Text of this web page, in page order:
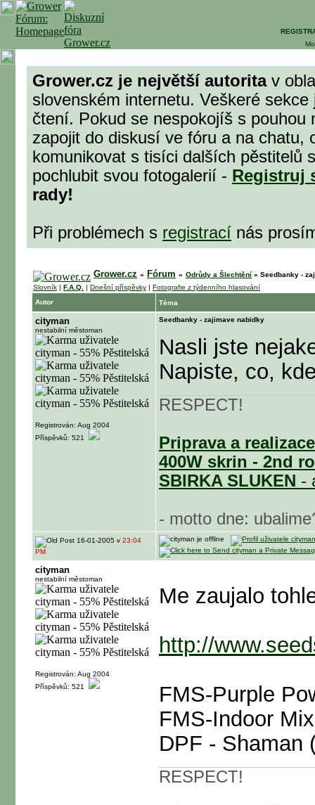
Grower.cz je největší autoritav
slovenském internetu. Veškeré
čtení. Pokud se nespokojíš s pouhou
zapojit do diskusí ve fóru a na chatu,
komunikovat s tisíci dalších pěstitelů
pochlubit svou fotogalerií - Registruj
rady!
Při problémech s registrací nás
Grower.cz » Fórum » Odrůdy a Šlechtění » Seedbanky -
Slovník | F.A.Q. | Dnešní příspěvky | Fotografie z týdenního hlasování
Autor
Téma
cityman
nestabilní městoman
Registrován: Aug 2004
Příspěvků: 521
Seedbanky - zajimave nabidky
Nasli jste
Napiste, co,
RESPECT!
Priprava a
400W skrin - 2nd
SBIRKA SLUKEN -
- motto dne:
16-01-2005 v 23:04
PM
cityman
nestabilní městoman
Registrován: Aug 2004
Příspěvků: 521
Me zaujalo
http://
FMS-Purple
FMS-Indoor
DPF - Shaman
RESPECT!